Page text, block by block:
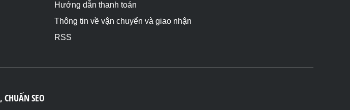
Hướng dẫn thanh toán
Thông tin về vận chuyển và giao nhận
RSS
CHUẨN SEO